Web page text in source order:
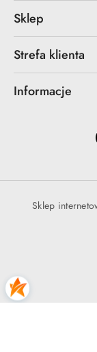
Sklep
Strefa klienta
Informacje
Sklep